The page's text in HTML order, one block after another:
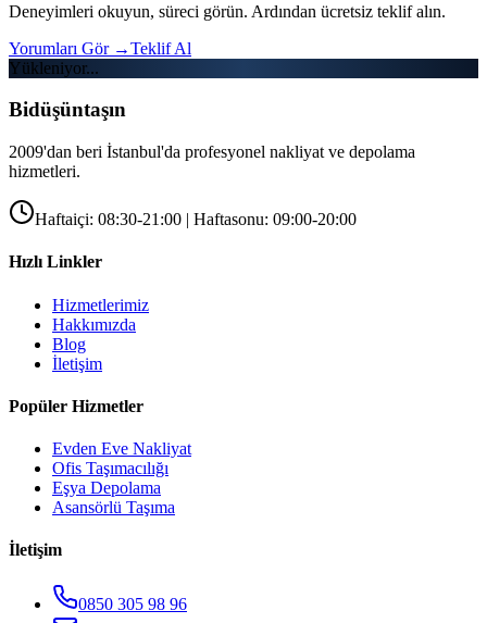
Deneyimleri okuyun, süreci görün. Ardından ücretsiz teklif alın.
Yorumları Gör →Teklif Al
Yükleniyor...
Bidüşüntaşın
2009'dan beri İstanbul'da profesyonel nakliyat ve depolama
hizmetleri.
Haftaiçi: 08:30-21:00 | Haftasonu: 09:00-20:00
Hızlı Linkler
Hizmetlerimiz
Hakkımızda
Blog
İletişim
Popüler Hizmetler
Evden Eve Nakliyat
Ofis Taşımacılığı
Eşya Depolama
Asansörlü Taşıma
İletişim
0850 305 98 96